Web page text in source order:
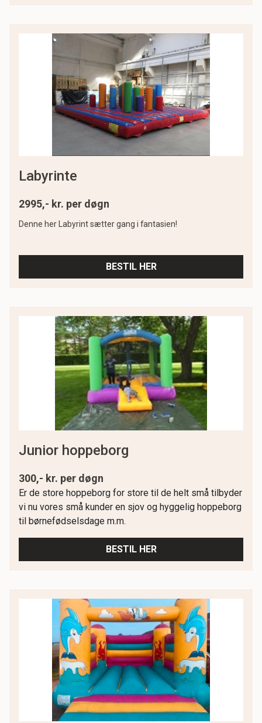
labyrinte
2995,- kr. per døgn
Denne her Labyrint sætter gang i fantasien!
BESTIL HER
junior hoppeborg
300,- kr. per døgn
Er de store hoppeborg for store til de helt små tilbyder
vi nu vores små kunder en sjov og hyggelig hoppeborg
til børnefødselsdage m.m.
BESTIL HER